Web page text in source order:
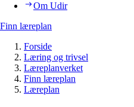
Om Udir
Finn læreplan
Forside
Læring og trivsel
Læreplanverket
Finn læreplan
Læreplan